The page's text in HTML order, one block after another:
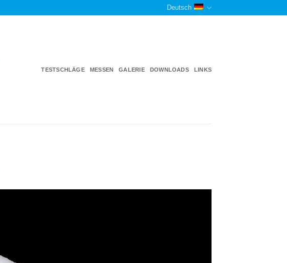
Deutsch
TESTSCHLÄGE MESSEN GALERIE DOWNLOADS LINKS